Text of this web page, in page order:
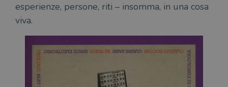
esperienze, persone, riti – insomma, in una cosa
viva.